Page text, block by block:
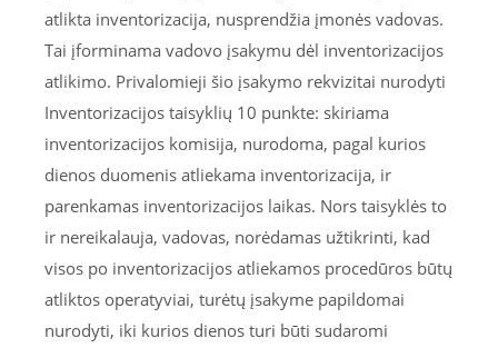
atlikta inventorizacija, nusprendžia įmonės vadovas.
Tai įforminama vadovo įsakymu dėl inventorizacijos
atlikimo. Privalomieji šio įsakymo rekvizitai nurodyti
Inventorizacijos taisyklių 10 punkte: skiriama
inventorizacijos komisija, nurodoma, pagal kurios
dienos duomenis atliekama inventorizacija, ir
parenkamas inventorizacijos laikas. Nors taisyklės to
ir nereikalauja, vadovas, norėdamas užtikrinti, kad
visos po inventorizacijos atliekamos procedūros būtų
atliktos operatyviai, turėtų įsakyme papildomai
nurodyti, iki kurios dienos turi būti sudaromi